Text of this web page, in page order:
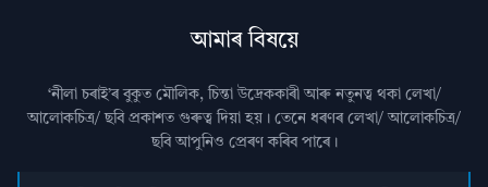
আমাৰ বিষয়ে
‘নীলা চৰাই’ৰ বুকুত মৌলিক, চিন্তা উদ্রেককাৰী আৰু নতুনত্ব থকা লেখা/
আলোকচিত্ৰ/ ছবি প্রকাশত গুৰুত্ব দিয়া হয়। তেনে ধৰণৰ লেখা/ আলোকচিত্ৰ/
ছবি আপুনিও প্রেৰণ কৰিব পাৰে।